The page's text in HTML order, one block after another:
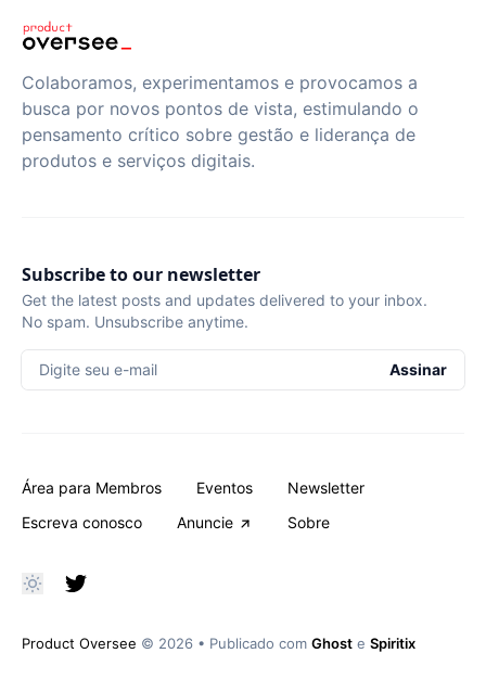
Colaboramos, experimentamos e provocamos a
busca por novos pontos de vista, estimulando o
pensamento crítico sobre gestão e liderança de
produtos e serviços digitais.
Subscribe to our newsletter
Get the latest posts and updates delivered to your inbox.
No spam. Unsubscribe anytime.
Digite seu e-mail Assinar
Área para Membros Eventos
Newsletter
Escreva conosco
Anuncie Sobre
Product Oversee © 2026 • Publicado com Ghost e Spiritix